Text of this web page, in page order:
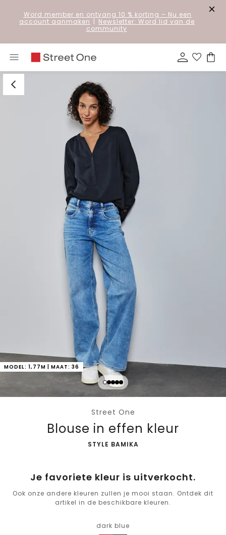
Word member en ontvang 10 % korting – Nu een
account aanmaken | Newsletter: Word lid van de
community
MODEL: 1,77M | MAAT: 36
Street One
Blouse in effen kleur
-
STYLE BAMIKA
Je favoriete kleur is uitverkocht.
Ook onze andere kleuren zullen je mooi staan. Ontdek dit
artikel in de beschikbare kleuren.
dark blue